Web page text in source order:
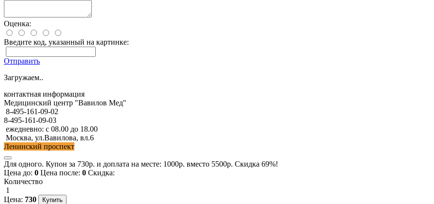
Оценка:
Введите код, указанный на картинке:
Отправить
Загружаем..
контактная информация
Медицинский центр "Вавилов Мед"
8-495-161-09-02
8-495-161-09-03
ежедневно: с 08.00 до 18.00
Москва, ул.Вавилова, вл.6
Ленинский проспект
Для одного. Купон за 730р. и доплата на месте: 1000р. вместо 5500р. Скидка 69%!
Цена до: 0 Цена после: 0 Скидка:
Количество
1
Цена: 730